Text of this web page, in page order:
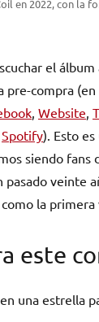
en 2022, con la
el
pre-compra (en
, Website,
Spotify). Esto
siendo fans
pasado veinte
la primera
este
en una estrella